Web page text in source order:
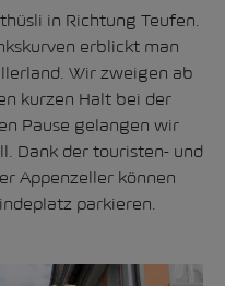
in Richtung Teufen.
erblickt man
Wir zweigen ab
kurzen Halt bei der
Pause gelangen wir
Dank der touristen- und
Appenzeller können
parkieren.